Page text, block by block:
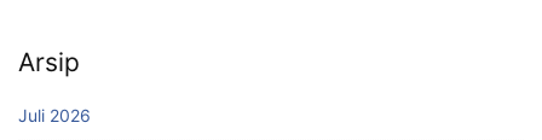
Arsip
Juli 2026